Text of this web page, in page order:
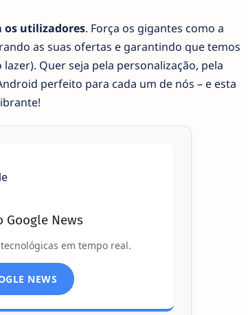
os utilizadores. Força os gigantes como a
as suas ofertas e garantindo que temos
Quer seja pela personalização, pela
perfeito para cada um de nós – e esta
Google News
em tempo real.
NEWS